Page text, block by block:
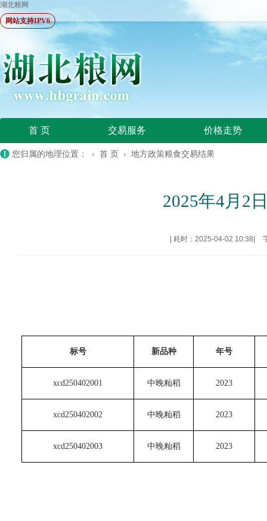
湖北粮网
网站支持IPV6
首 页 交易服务 价格走势
您归属的地理位置： › 首 页 › 地方政策粮食交易结果
2025年4月2
耗时：2025-04-02 10:38
标号 新品种 年号
xcd250402001 中晚籼稻 2023
xcd250402002 中晚籼稻 2023
xcd250402003 中晚籼稻 2023